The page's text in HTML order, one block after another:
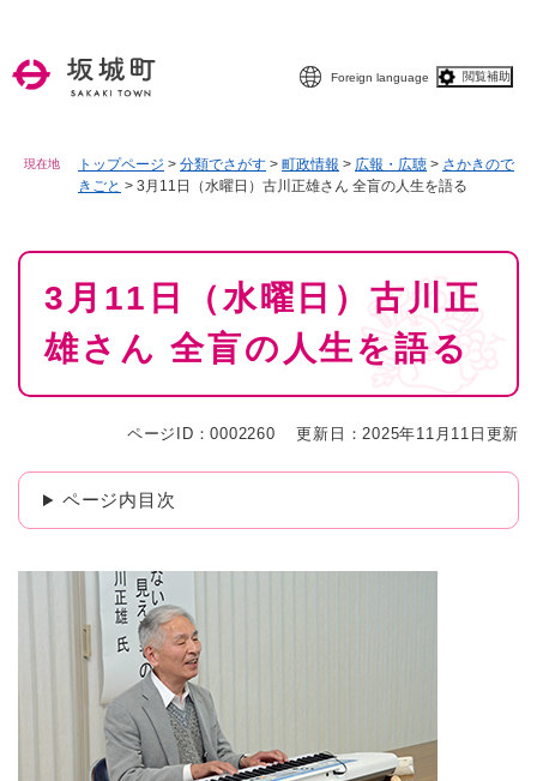
Foreign language 閲覧補助
現在地 トップページ > 分類でさがす > 町政情報 > 広報・広聴 > さかきので
きごと > 3月11日（水曜日）古川正雄さん 全盲の人生を語る
本
3月11日（水曜日）古川正
雄さん 全盲の人生を語る
ページID：0002260 更新日：2025年11月11日更新
ページ内目次